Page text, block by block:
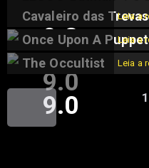
9.5
Cavaleiro das Trevas
9.2
Leia a
Once Upon A Puppet
9.0
Leia a
The Occultist
9.0
Leia a